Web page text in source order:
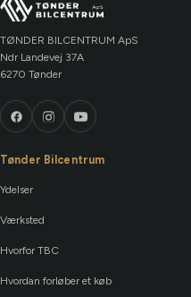
TØNDER BILCENTRUM ApS
Ndr Landevej 37A
6270 Tønder
Tønder Bilcentrum
Ydelser
Værksted
Hvorfor TBC
Hvordan forløber et køb